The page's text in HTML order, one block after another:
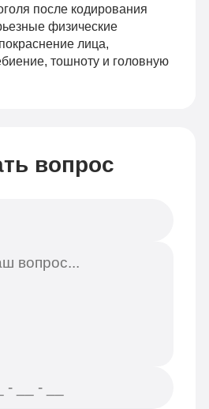
после кодирования
физические
лица,
тошноту и головную
вопрос